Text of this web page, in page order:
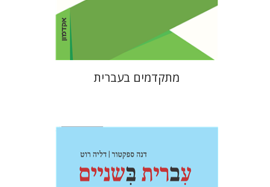
מתקדמים בעברית
דליה רוט-גביזון דנה ספקטור